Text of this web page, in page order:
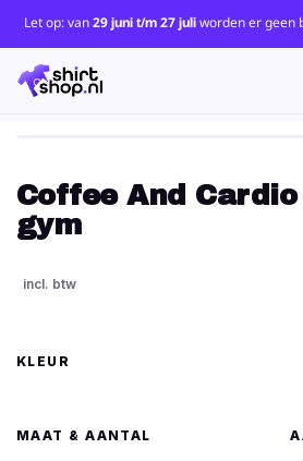
Let op: van29 juni t/m 27 juliworden er geen
Coffee And Cardio
gym
MAAT